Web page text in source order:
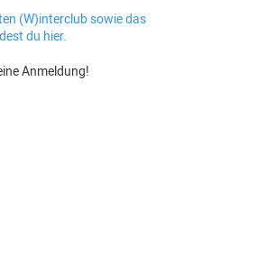
(W)interclub sowie das
du hier.
Anmeldung!